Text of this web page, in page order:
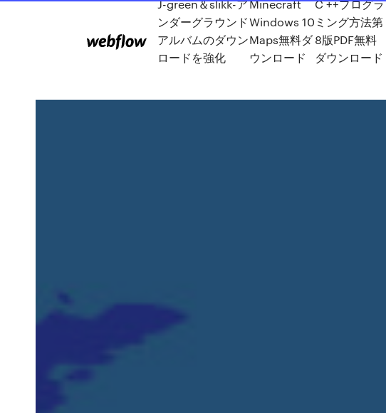
J-green＆slikk-ア
ンダーグラウンド
アルバムのダウン
ロードを強化
Minecraft
Windows 10
Maps無料ダ
ウンロード
C ++プログラ
ミング方法第
8版PDF無料
ダウンロード